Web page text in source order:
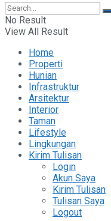
No Result
View All Result
Home
Properti
Hunian
Infrastruktur
Arsitektur
Interior
Taman
Lifestyle
Lingkungan
Kirim Tulisan
Login
Akun Saya
Kirim Tulisan
Tulisan Saya
Logout